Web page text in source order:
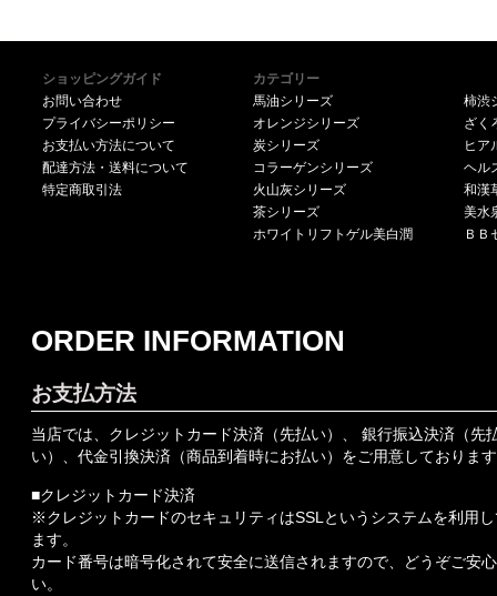
ショッピングガイド
お問い合わせ
プライバシーポリシー
お支払い方法について
配達方法・送料について
特定商取引法
カテゴリー
馬油シリーズ
オレンジシリーズ
炭シリーズ
コラーゲンシリーズ
火山灰シリーズ
茶シリーズ
ホワイトリフトゲル美白潤
柿渋
ざく
ヒア
ヘル
和漢
美水
ＢＢ
ORDER INFORMATION
お支払方法
当店では、クレジットカード決済（先払い）、 銀行振込決済（先
い）、代金引換決済（商品到着時にお払い）をご用意しておりま
■クレジットカード決済
※クレジットカードのセキュリティはSSLというシステムを利用
ます。
カード番号は暗号化されて安全に送信されますので、どうぞご安
い。